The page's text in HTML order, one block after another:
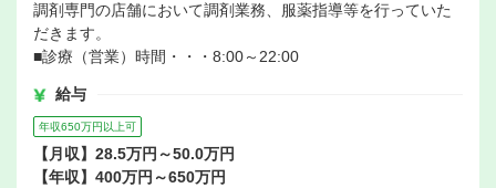
調剤専門の店舗において調剤業務、服薬指導等を行っていた
だきます。
■診療（営業）時間・・・8:00～22:00
給与
年収650万円以上可
【月収】28.5万円～50.0万円
【年収】400万円～650万円